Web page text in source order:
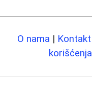
O nama | Kontakt
korišćenja